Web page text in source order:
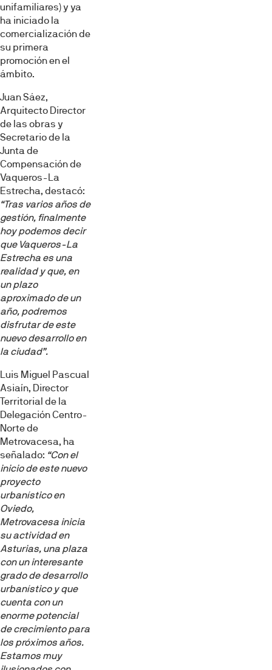
unifamiliares) y ya
ha iniciado la
comercialización de
su primera
promoción en el
ámbito.
Juan Sáez,
Arquitecto Director
de las obras y
Secretario de la
Junta de
Compensación de
Vaqueros-La
Estrecha, destacó:
“Tras varios años de
gestión, finalmente
hoy podemos decir
que Vaqueros-La
Estrecha es una
realidad y que, en
un plazo
aproximado de un
año, podremos
disfrutar de este
nuevo desarrollo en
la ciudad”.
Luis Miguel Pascual
Asiaín, Director
Territorial de la
Delegación Centro-
Norte de
Metrovacesa, ha
señalado: “Con el
inicio de este nuevo
proyecto
urbanístico en
Oviedo,
Metrovacesa inicia
su actividad en
Asturias, una plaza
con un interesante
grado de desarrollo
urbanístico y que
cuenta con un
enorme potencial
de crecimiento para
los próximos años.
Estamos muy